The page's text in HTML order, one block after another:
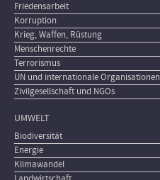
Friedensarbeit
Korruption
Krieg, Waffen, Rüstung
Menschenrechte
Terrorismus
UN und internationale Organisationen
Zivilgesellschaft und NGOs
UMWELT
Biodiversität
Energie
Klimawandel